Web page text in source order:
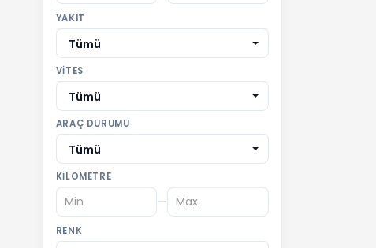
YAKIT
Tümü
VITES
Tümü
ARAÇ DURUMU
Tümü
KILOMETRE
—
RENK